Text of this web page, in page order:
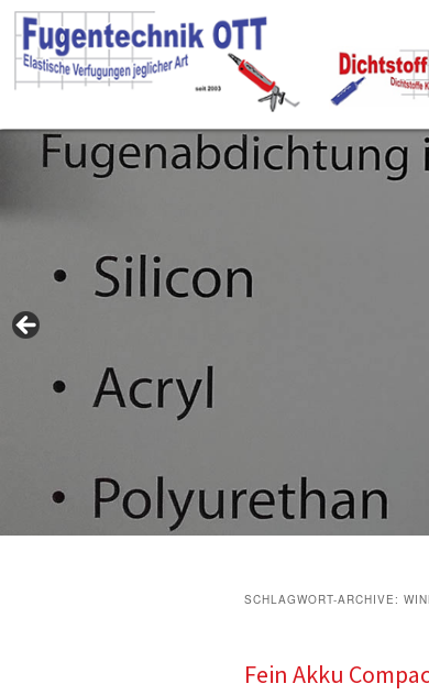
SCHLAGWORT-ARCHIVE:
Fein Akku